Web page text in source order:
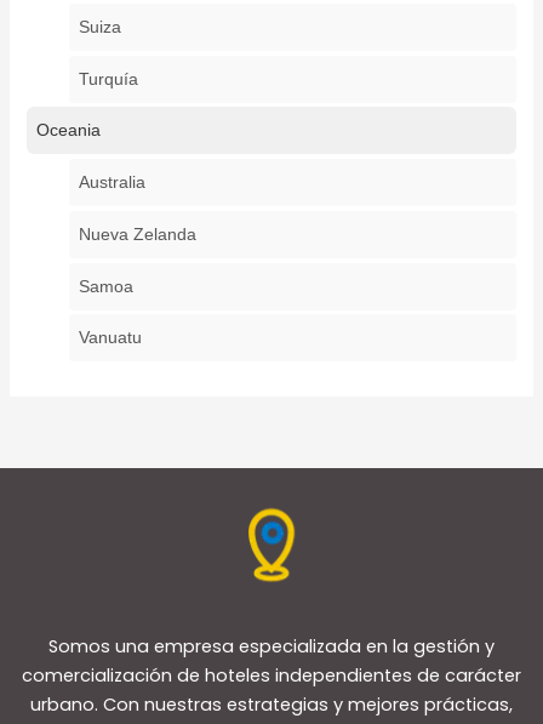
Suiza
Turquía
Oceania
Australia
Nueva Zelanda
Samoa
Vanuatu
Somos una empresa especializada en la gestión y
comercialización de hoteles independientes de carácter
urbano. Con nuestras estrategias y mejores prácticas,